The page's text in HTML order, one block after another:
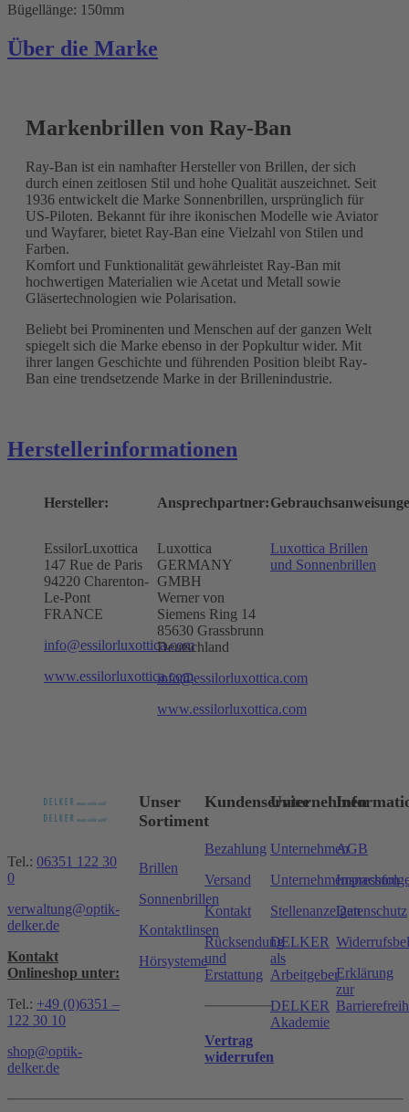
Bügellänge: 150mm
Über die Marke
Markenbrillen von Ray-Ban
Ray-Ban ist ein namhafter Hersteller von Brillen, der sich
durch einen zeitlosen Stil und hohe Qualität auszeichnet. Seit
1936 entwickelt die Marke Sonnenbrillen, ursprünglich für
US-Piloten. Bekannt für ihre ikonischen Modelle wie Aviator
und Wayfarer, bietet Ray-Ban eine Vielzahl von Stilen und
Farben.
Komfort und Funktionalität gewährleistet Ray-Ban mit
hochwertigen Materialien wie Acetat und Metall sowie
Gläsertechnologien wie Polarisation.
Beliebt bei Prominenten und Menschen auf der ganzen Welt
spiegelt sich die Marke ebenso in der Popkultur wider. Mit
ihrer langen Geschichte und führenden Position bleibt Ray-
Ban eine trendsetzende Marke in der Brillenindustrie.
Herstellerinformationen
Hersteller:
EssilorLuxottica
147 Rue de Paris
94220 Charenton-
Le-Pont
FRANCE
info@essilorluxottica.com
www.essilorluxottica.com
Ansprechpartner:
Luxottica
GERMANY
GMBH
Werner von
Siemens Ring 14
85630 Grassbrunn
Deutschland
info@essilorluxottica.com
www.essilorluxottica.com
Luxottica Brillen
und Sonnenbrillen
Tel.: 06351 122 30
0
verwaltung@optik-
delker.de
Kontakt
Onlineshop unter:
Tel.: +49 (0)6351 –
122 30 10
shop@optik-
delker.de
Unser
Sortiment
Brillen
Sonnenbrillen
Kontaktlinsen
Hörsysteme
Kundenservice
Bezahlung
Versand
Kontakt
Rücksendung
und
Erstattung
Vertrag
widerrufen
Unternehmen
Unternehmen
Stellenanzeigen
DELKER
als
Arbeitgeber
DELKER
Akademie
AGB
Impressum
Datenschutz
Erklärung
zur